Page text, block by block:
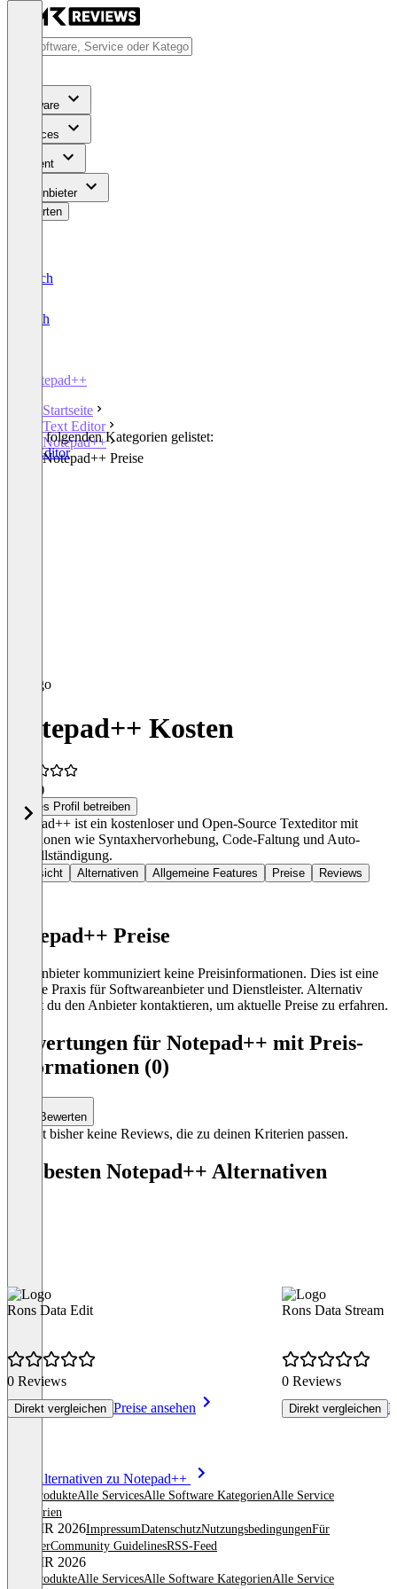
Software
Services
Content
Für Anbieter
Bewerten
Deutsch
English
Notepad++
Startseite
Text Editor
Notepad++
Notepad++ Preise
In den folgenden Kategorien gelistet:
Text Editor
Notepad++ Kosten
(3)
Dieses Profil betreiben
Notepad++ ist ein kostenloser und Open-Source Texteditor mit
Funktionen wie Syntaxhervorhebung, Code-Faltung und Auto-
Vervollständigung.
Übersicht Alternativen Allgemeine Features Preise Reviews
Notepad++ Preise
Der Anbieter kommuniziert keine Preisinformationen. Dies ist eine
übliche Praxis für Softwareanbieter und Dienstleister. Alternativ
kannst du den Anbieter kontaktieren, um aktuelle Preise zu erfahren.
Bewertungen für Notepad++ mit Preis-
Informationen (0)
Bewerten
Es gibt bisher keine Reviews, die zu deinen Kriterien passen.
Die besten Notepad++ Alternativen
Rons Data Edit
0 Reviews
Direkt vergleichen Preise ansehen
Rons Data Stream
0 Reviews
Direkt vergleichen
Alle Alternativen zu Notepad++
Alle ProdukteAlle ServicesAlle Software KategorienAlle Service
Kategorien
© OMR 2026ImpressumDatenschutzNutzungsbedingungenFür
AnbieterCommunity GuidelinesRSS-Feed
© OMR 2026
Alle ProdukteAlle ServicesAlle Software KategorienAlle Service